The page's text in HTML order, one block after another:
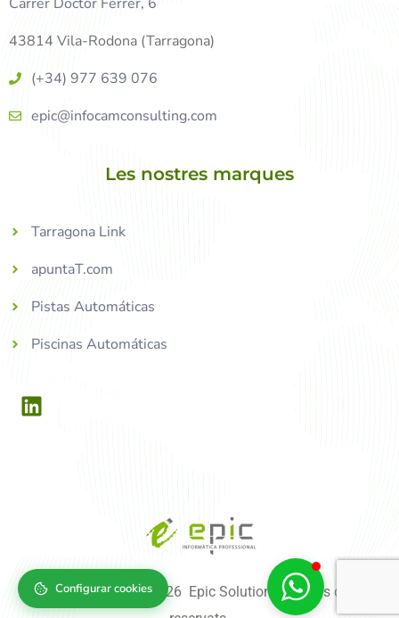
43814 Vila-Rodona (Tarragona)
(+34) 977 639 076
epic@infocamconsulting.com
Les nostres marques
Tarragona Link
apuntaT.com
Pistas Automáticas
Piscinas Automáticas
Copyright © 2004-2026 Epic Solutions, tots els drets
Configurar cookies